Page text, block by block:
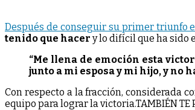
Después de conseguir su primer triunfo
tenido que hacer y lo difícil que ha sido
“Me llena de emoción esta
junto a mi esposa y mi hijo, y no
Con respecto a la fracción, considerada
equipo para lograr la victoria.TAMBIÉN TE